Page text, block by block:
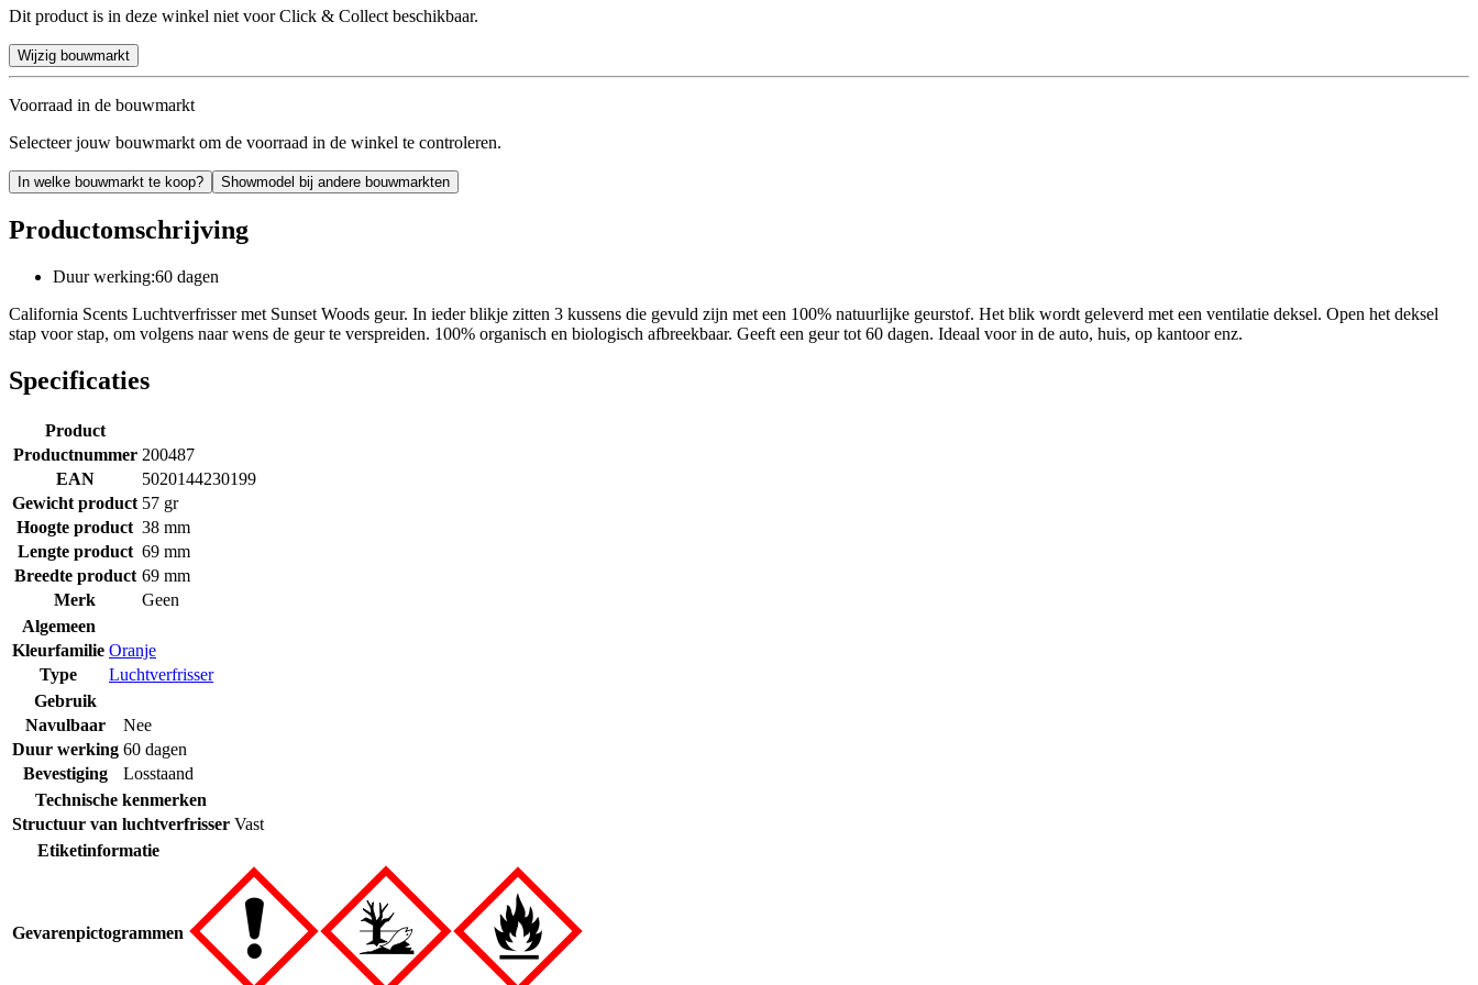
Dit product is in deze winkel niet voor Click & Collect beschikbaar.
Wijzig bouwmarkt
Voorraad in de bouwmarkt
Selecteer jouw bouwmarkt om de voorraad in de winkel te controleren.
In welke bouwmarkt te koop? Showmodel bij andere bouwmarkten
Productomschrijving
Duur werking:60 dagen
California Scents Luchtverfrisser met Sunset Woods geur. In ieder blikje zitten 3 kussens die gevuld zijn met een 100% natuurlijke geurstof. Het blik wordt geleverd met een ventilatie deksel. Open het deksel
stap voor stap, om volgens naar wens de geur te verspreiden. 100% organisch en biologisch afbreekbaar. Geeft een geur tot 60 dagen. Ideaal voor in de auto, huis, op kantoor enz.
Specificaties
Product
Productnummer 200487
EAN
5020144230199
Gewicht product 57 gr
Hoogte product 38 mm
Lengte product 69 mm
Breedte product 69 mm
Merk
Geen
Algemeen
Kleurfamilie Oranje
Type
Luchtverfrisser
Gebruik
Navulbaar
Nee
Duur werking 60 dagen
Bevestiging
Losstaand
Technische kenmerken
Structuur van luchtverfrisser Vast
Etiketinformatie
Gevarenpictogrammen